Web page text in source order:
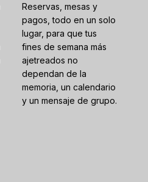
Reservas, mesas y
pagos, todo en un solo
lugar, para que tus
fines de semana más
ajetreados no
dependan de la
memoria, un calendario
y un mensaje de grupo.